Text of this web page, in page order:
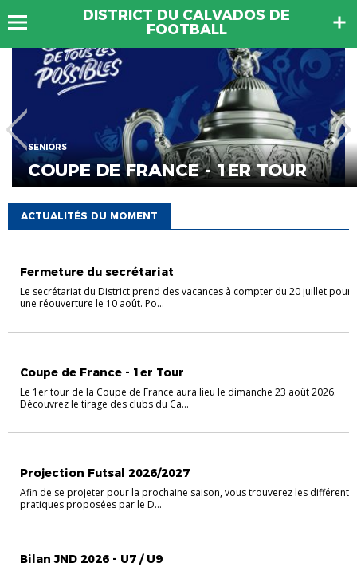
DISTRICT DU CALVADOS DE
FOOTBALL
SENIORS
COUPE DE FRANCE - 1ER TOUR
ACTUALITÉS DU MOMENT
Fermeture du secrétariat
Le secrétariat du District prend des vacances à compter du 20 juillet pour
une réouverture le 10 août. Po...
Coupe de France - 1er Tour
Le 1er tour de la Coupe de France aura lieu le dimanche 23 août 2026.
Découvrez le tirage des clubs du Ca...
Projection Futsal 2026/2027
Afin de se projeter pour la prochaine saison, vous trouverez les
pratiques proposées par le D...
Bilan JND 2026 - U7 / U9